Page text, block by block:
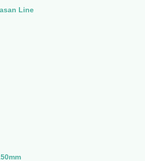
Line